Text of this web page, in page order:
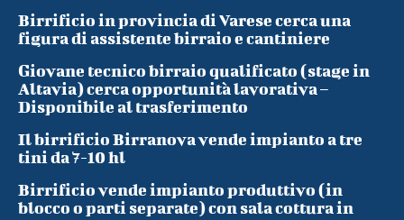
Birrificio in provincia di Varese cerca una
figura di assistente birraio e cantiniere
Giovane tecnico birraio qualificato (stage in
Altavia) cerca opportunità lavorativa –
Disponibile al trasferimento
Il birrificio Birranova vende impianto a tre
tini da 7-10 hl
Birrificio vende impianto produttivo (in
blocco o parti separate) con sala cottura in